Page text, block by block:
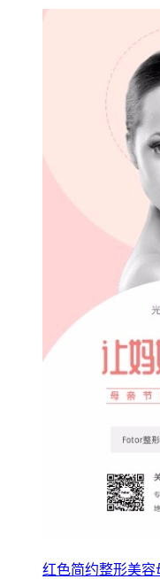
红色简约整形美